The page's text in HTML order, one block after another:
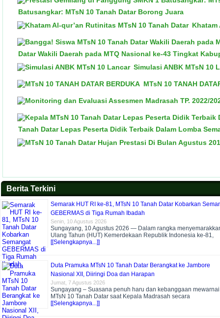
Batusangkar: MTsN 10 Tanah Datar Borong Juara
Khatam
Datar Wakili Daerah pada MTQ Nasional ke-43 Tingkat
Simulasi ANBK MTsN 10
MTsN 10 TANAH
Tanah Datar Lepas Peserta Didik Terbaik Dalam Lomba
Berita Terkini
Semarak HUT RI ke-81, MTsN 10 Tanah Datar Kobarkan
GEBERMAS di Tiga Rumah Ibadah
Senin, 10 Agustus 2026
Sungayang, 10 Agustus 2026 — Dalam rangka
Ulang Tahun (HUT) Kemerdekaan Republik Indonesia ke-81,
[[Selengkapnya...]]
Duta Pramuka MTsN 10 Tanah Datar Berangkat ke Jambore
Nasional XII, Diiringi Doa dan Harapan
Jumat, 7 Agustus 2026
Sungayang – Suasana penuh haru dan kebanggaan mewarnai
MTsN 10 Tanah Datar saat Kepala Madrasah secara
[[Selengkapnya...]]